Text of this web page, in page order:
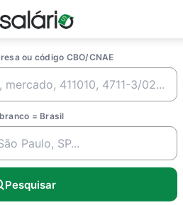
ou código CBO/CNAE
= Brasil
Pesquisar